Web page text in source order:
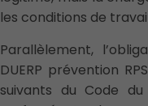
les conditions de
Parallèlement,
DUERP prévention
suivants du Code